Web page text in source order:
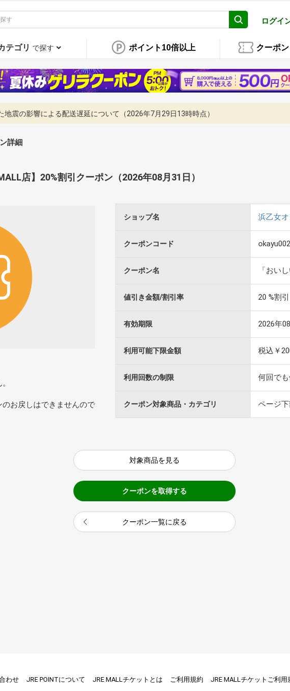
ログイ
テゴリ で探す ポイント10倍以上 クーポン
地震の影響による配送遅延について（2026年7月29日13時時点）
詳細
店】20%割引クーポン（2026年08月31日）
のお戻しはできませんので
ショップ名 浜乙女
クーポンコード okayu002
クーポン名 「おい
値引き金額/割引率 20 %割引
有効期限 2026年
利用可能下限金額 税込￥
利用回数の制限 何回で
クーポン対象商品・カテゴリ ページ
対象商品を見る
クーポンを取得する
クーポン一覧に戻る
わせ JRE POINTについて JRE MALLチケットとは ご利用規約 JRE MALLチケットご利用